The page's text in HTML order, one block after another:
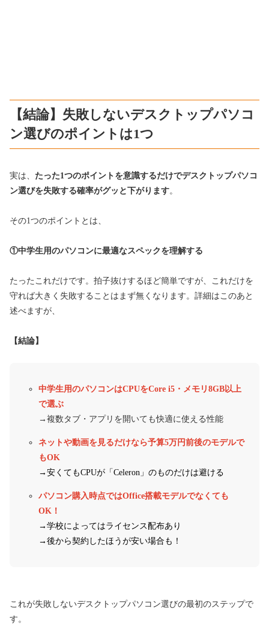
【結論】失敗しないデスクトップパソコ
ン選びのポイントは1つ
実は、 たった1つのポイントを意識するだけでデスクトップパソコ
ン選びを失敗する確率がグッと下がります。
その1つのポイントとは、
①中学生用のパソコンに最適なスペックを理解する
たったこれだけです。拍子抜けするほど簡単ですが、これだけを
守れば大きく失敗することはまず無くなります。詳細はこのあと
述べますが、
【結論】
中学生用のパソコンはCPUをCore i5・メモリ8GB以上
で選ぶ
→複数タブ・アプリを開いても快適に使える性能
ネットや動画を見るだけなら予算5万円前後のモデルで
もOK
→安くてもCPUが「Celeron」のものだけは避ける
パソコン購入時点ではOffice搭載モデルでなくても
OK！
→学校によってはライセンス配布あり
→後から契約したほうが安い場合も！
これが失敗しないデスクトップパソコン選びの最初のステップで
す。